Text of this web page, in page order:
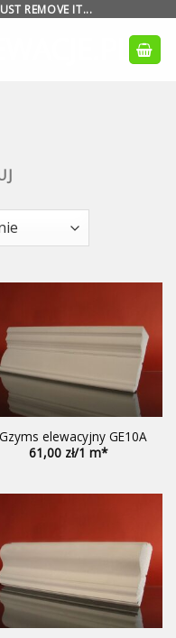
REMOVE IT...
Gzyms elewacyjny GE10A
61,00